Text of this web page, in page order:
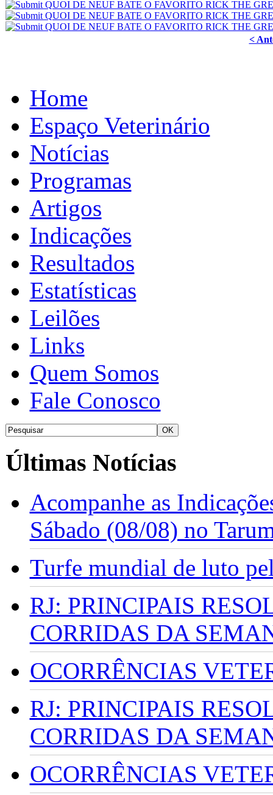
<
Home
Espaço Veterinário
Notícias
Programas
Artigos
Indicações
Resultados
Estatísticas
Leilões
Links
Quem Somos
Fale Conosco
Últimas Notícias
Acompanhe as
Sábado (08/08) no
Turfe mundial de luto
RJ: PRINCIPAIS
CORRIDAS DA
OCORRÊNCIAS
RJ: PRINCIPAIS
CORRIDAS DA
OCORRÊNCIAS